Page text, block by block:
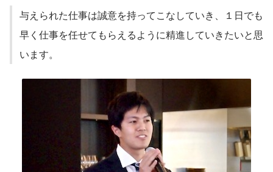
与えられた仕事は誠意を持ってこなしていき、１日でも
早く仕事を任せてもらえるように精進していきたいと思
います。